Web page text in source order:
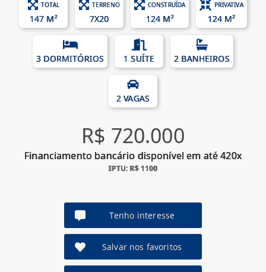
TOTAL
147 M²
TERRENO
7X20
CONSTRUÍDA
124 M²
PRIVATIVA
124 M²
3 DORMITÓRIOS 1 SUÍTE 2 BANHEIROS
2 VAGAS
R$ 720.000
Financiamento bancário disponível em até 420x
IPTU: R$ 1100
Tenho interesse
Salvar nos favoritos